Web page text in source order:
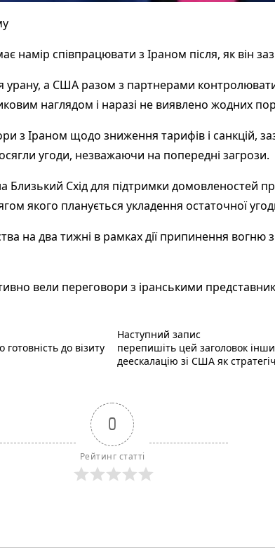
співпрацювати з Іраном після, як він
урану, а США разом з партнерами
наглядом і наразі не виявлено жодних
з Іраном щодо зниження тарифів і санкцій,
угоди, незважаючи на попередні загрози.
Близький Схід для підтримки
якого планується укладення остаточної
на два тижні в рамках дії припинення
вели переговори з іранськими
до візиту
Наступний записНаступний пост
перепишіть цей заголовок
деескалацію зі США як
0
Рейтинг статті